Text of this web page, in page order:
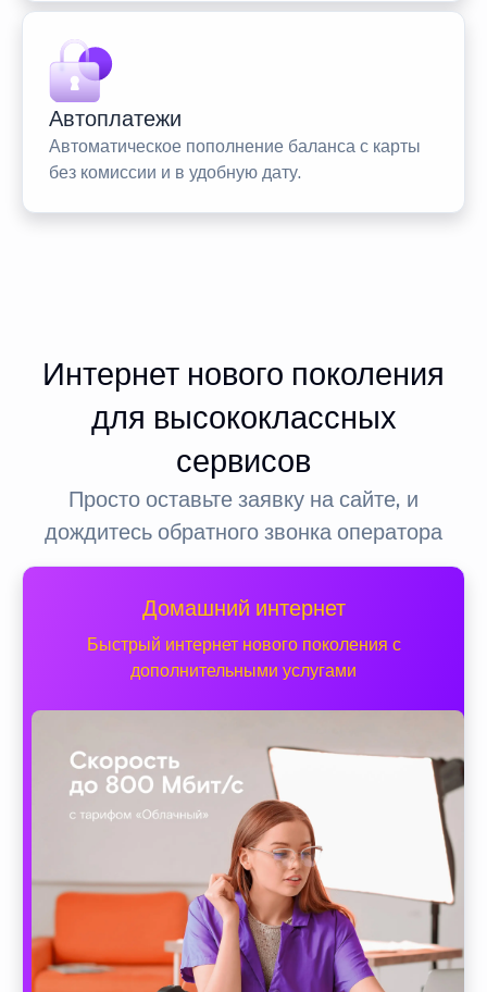
Автоплатежи
Автоматическое пополнение баланса с карты
без комиссии и в удобную дату.
Интернет нового поколения
для высококлассных
сервисов
Просто оставьте заявку на сайте, и
дождитесь обратного звонка оператора
Домашний интернет
Быстрый интернет нового поколения с
дополнительными услугами